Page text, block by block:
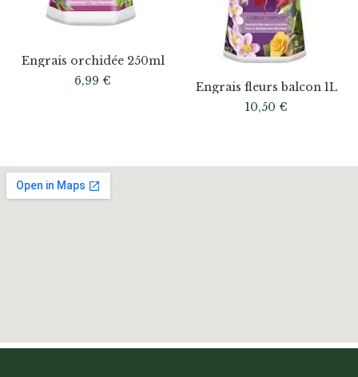
Engrais orchidée 250ml
6,99 €
Engrais fleurs balcon 1L
10,50 €